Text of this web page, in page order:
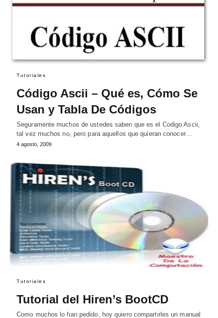
Tutoriales
Código Ascii – Qué es, Cómo Se
Usan y Tabla De Códigos
Seguramente muchos de ustedes saben que es el Codigo Ascii,
tal vez muchos no, pero para aquellos que quieran conocer…
4 agosto, 2009
Tutoriales
Tutorial del Hiren’s BootCD
Como muchos lo han pedido, hoy quiero compartirles un manual